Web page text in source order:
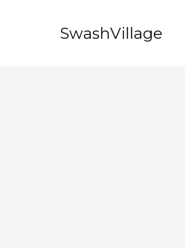
SwashVillage